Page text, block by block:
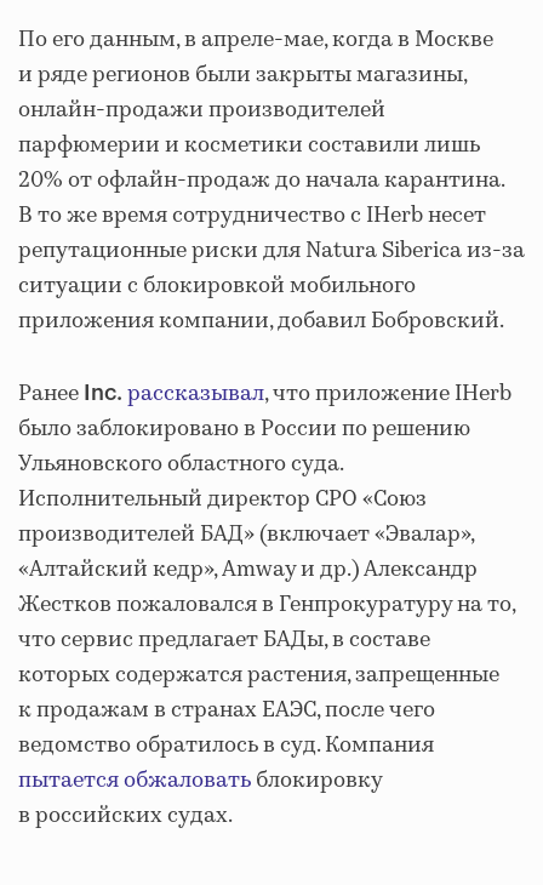
По его данным, в апреле-мае, когда в Москве
и ряде регионов были закрыты магазины,
онлайн-продажи производителей
парфюмерии и косметики составили лишь
20% от офлайн-продаж до начала карантина.
В то же время сотрудничество с IHerb несет
репутационные риски для Natura Siberica из-за
ситуации с блокировкой мобильного
приложения компании, добавил Бобровский.
Ранее Inc. рассказывал, что приложение IHerb
было заблокировано в России по решению
Ульяновского областного суда.
Исполнительный директор СРО «Союз
производителей БАД» (включает «Эвалар»,
«Алтайский кедр», Amway и др.) Александр
Жестков пожаловался в Генпрокуратуру на то,
что сервис предлагает БАДы, в составе
которых содержатся растения, запрещенные
к продажам в странах ЕАЭС, после чего
ведомство обратилось в суд. Компания
пытается обжаловатьблокировку
в российских судах.